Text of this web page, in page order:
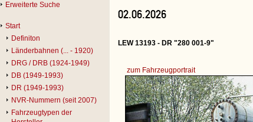
Erweiterte Suche
Start
Definiton
Länderbahnen (... - 1920)
DRG / DRB (1924-1949)
DB (1949-1993)
DR (1949-1993)
NVR-Nummern (seit 2007)
Fahrzeugtypen der
02.06.2026
LEW 13193 - DR "280 001-9"
zum Fahrzeugportrait